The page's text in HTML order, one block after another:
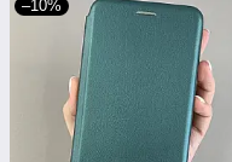
–10%